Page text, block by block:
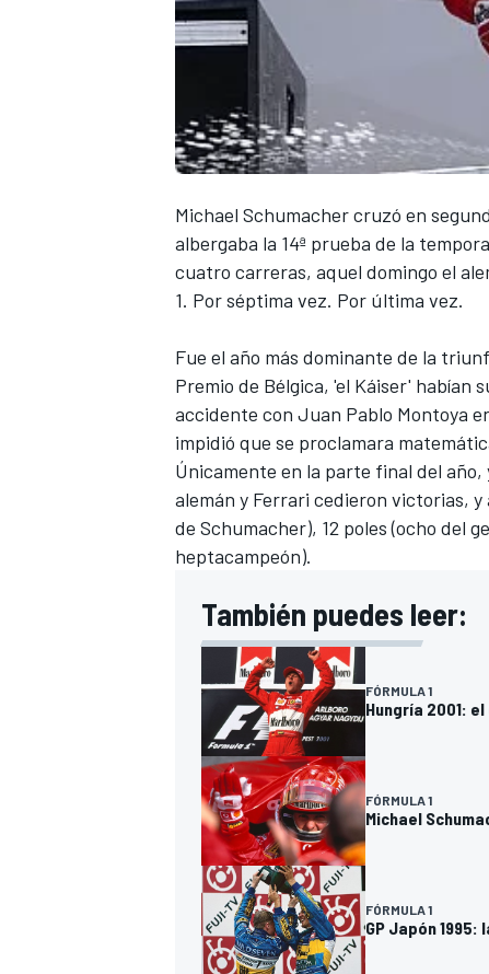
Michael Schumachercruzó en
albergaba la 14ª prueba de la
cuatro carreras, aquel domingo el
1. Por séptima vez. Por última vez.
Fue el año más dominante de la
Premio de Bélgica, 'el Káiser' habían
accidente con Juan Pablo Montoya
impidió que se proclamara
Únicamente en la parte final del
alemán y Ferrari cedieron victorias, y
de Schumacher), 12 poles (ocho del
heptacampeón).
También puedes leer:
FÓRMULA 1
Hungría 2001:
FÓRMULA 1
Michael
FÓRMULA 1
GP Japón